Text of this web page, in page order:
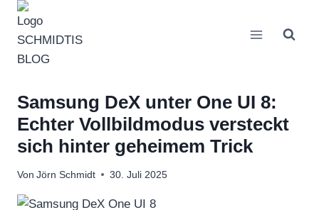
Zum
Inhalt
springen
Samsung DeX unter One UI 8:
Echter Vollbildmodus versteckt
sich hinter geheimem Trick
Von Jörn Schmidt 30. Juli 2025